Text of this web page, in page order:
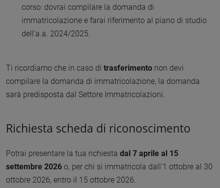
corso: dovrai compilare la domanda di
immatricolazione e farai riferimento al piano di studio
dell'a.a. 2024/2025.
Ti ricordiamo che in caso di trasferimento non devi
compilare la domanda di immatricolazione, la domanda
sarà predisposta dal Settore Immatricolazioni.
Richiesta scheda di riconoscimento
Potrai presentare la tua richiesta dal 7 aprile al 15
settembre 2026 o, per chi si immatricola dall'1 ottobre al 30
ottobre 2026, entro il 15 ottobre 2026.